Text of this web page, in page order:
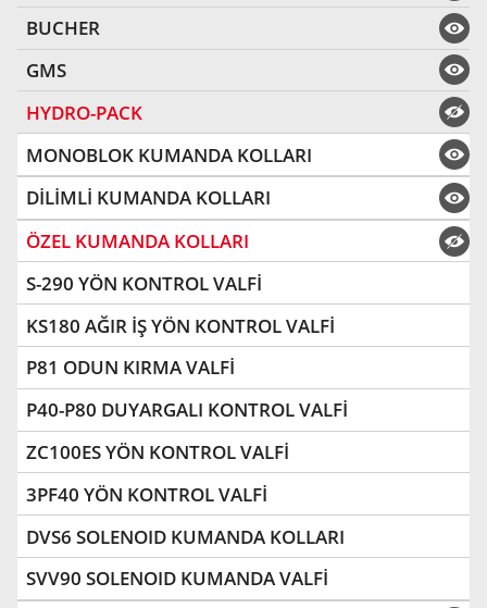
BUCHER
GMS
HYDRO-PACK
MONOBLOK KUMANDA KOLLARI
DİLİMLİ KUMANDA KOLLARI
ÖZEL KUMANDA KOLLARI
S-290 YÖN KONTROL VALFİ
KS180 AĞIR İŞ YÖN KONTROL VALFİ
P81 ODUN KIRMA VALFİ
P40-P80 DUYARGALI KONTROL VALFİ
ZC100ES YÖN KONTROL VALFİ
3PF40 YÖN KONTROL VALFİ
DVS6 SOLENOID KUMANDA KOLLARI
SVV90 SOLENOID KUMANDA VALFİ